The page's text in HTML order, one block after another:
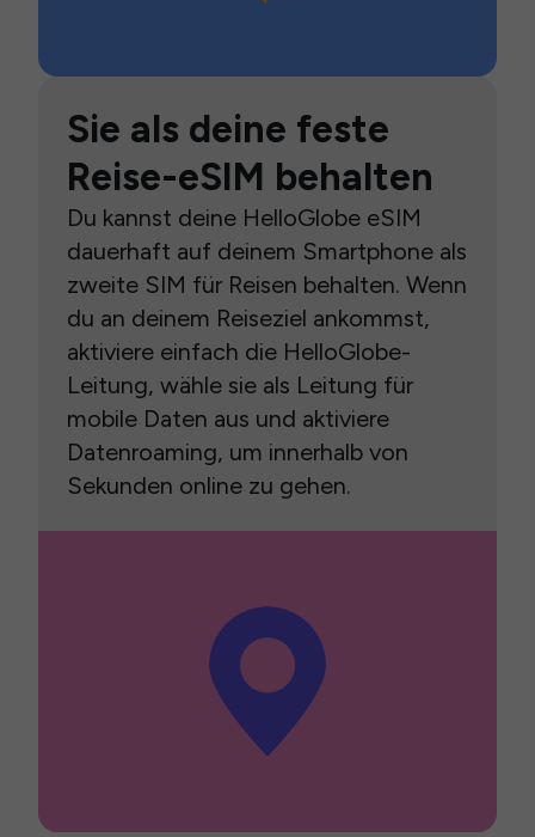
Sie als deine feste
Reise-eSIM behalten
Du kannst deine HelloGlobe eSIM
dauerhaft auf deinem Smartphone als
zweite SIM für Reisen behalten. Wenn
du an deinem Reiseziel ankommst,
aktiviere einfach die HelloGlobe-
Leitung, wähle sie als Leitung für
mobile Daten aus und aktiviere
Datenroaming, um innerhalb von
Sekunden online zu gehen.